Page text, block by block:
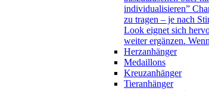
individualisieren”
zu tragen – je nach
Look eignet sich
weiter ergänzen.
Herzanhänger
Medaillons
Kreuzanhänger
Tieranhänger